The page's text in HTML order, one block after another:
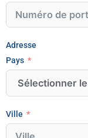
Adresse
Pays
Ville